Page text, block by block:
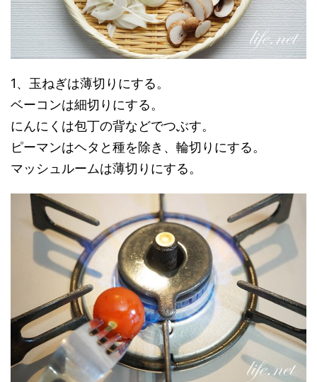
1、玉ねぎは薄切りにする。
ベーコンは細切りにする。
にんにくは包丁の背などでつぶす。
ピーマンはヘタと種を除き、輪切りにする。
マッシュルームは薄切りにする。